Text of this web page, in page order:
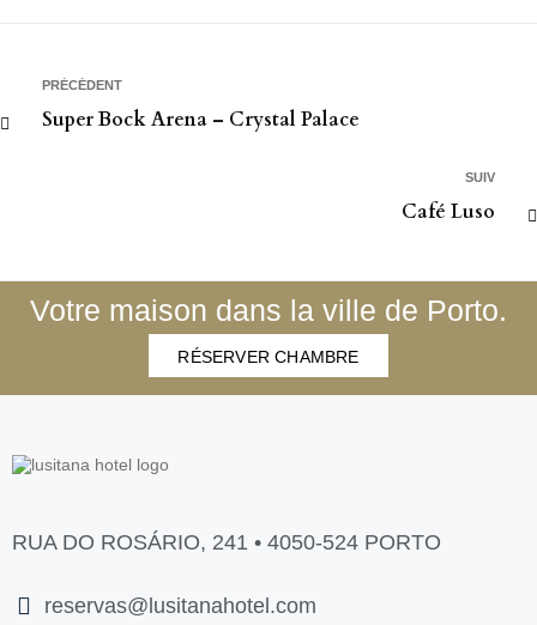
PRÉCÉDENT
Super Bock Arena – Crystal Palace
SUIV
Café Luso
Votre maison dans la ville de Porto.
RÉSERVER CHAMBRE
RUA DO ROSÁRIO, 241 • 4050-524 PORTO
reservas@lusitanahotel.com